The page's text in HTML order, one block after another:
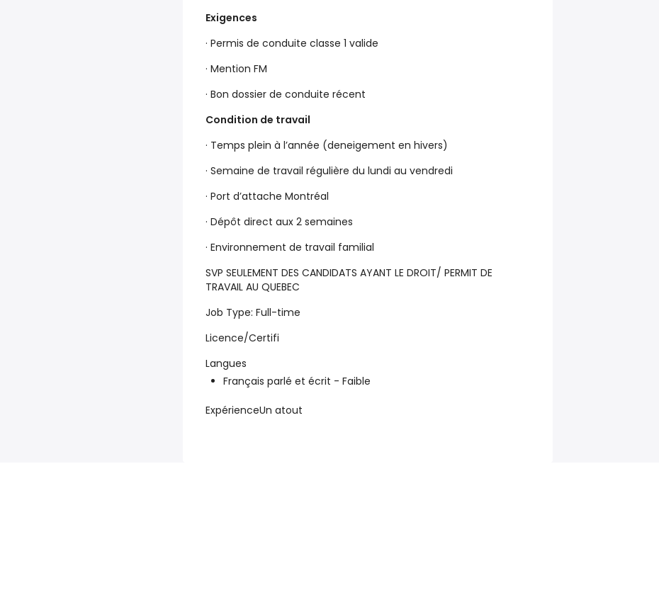
Exigences
· Permis de conduite classe 1 valide
· Mention FM
· Bon dossier de conduite récent
Condition de travail
· Temps plein à l’année (deneigement en hivers)
· Semaine de travail régulière du lundi au vendredi
· Port d’attache Montréal
· Dépôt direct aux 2 semaines
· Environnement de travail familial
SVP SEULEMENT DES CANDIDATS AYANT LE DROIT/ PERMIT DE
TRAVAIL AU QUEBEC
Job Type: Full-time
Licence/Certifi
Langues
Français parlé et écrit - Faible
ExpérienceUn atout